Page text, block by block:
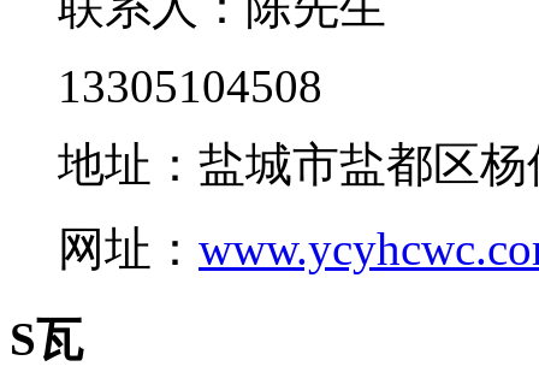
13305104508
地址：盐城市盐都区
网址：
S瓦